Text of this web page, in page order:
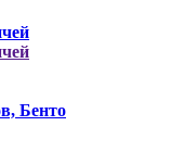
Бенто